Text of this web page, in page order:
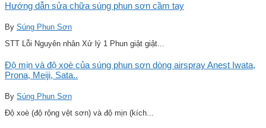
Hướng dẫn sửa chữa súng phun sơn cầm tay
By Súng Phun Sơn
STT Lỗi Nguyên nhân Xử lý 1 Phun giật giật...
Độ mịn và độ xoè của súng phun sơn dòng airspray Anest Iwata,
Prona, Meiji, Sata..
By Súng Phun Sơn
Độ xoè (độ rộng vệt sơn) và độ mịn (kích...